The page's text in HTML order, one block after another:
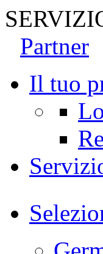
Partner
Il tuo